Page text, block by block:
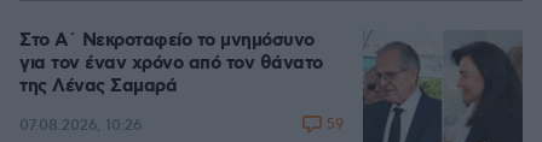
Στο Α΄ Νεκροταφείο το μνημόσυνο
για τον έναν χρόνο από τον θάνατο
της Λένας Σαμαρά
07.08.2026, 10:26 59